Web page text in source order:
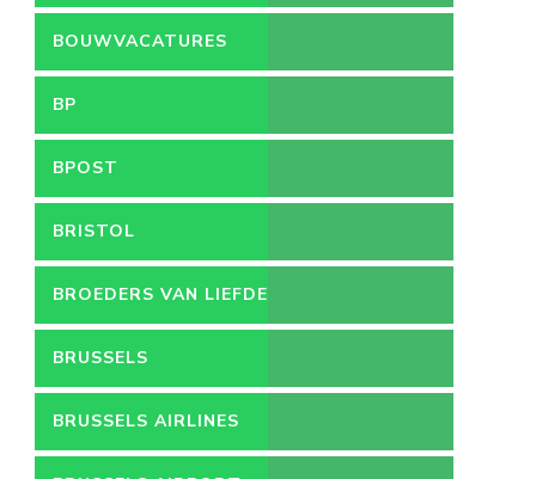
LEEFMILIEU
BOUWVACATURES
BP
BPOST
BRISTOL
BROEDERS VAN LIEFDE
BRUSSELS
BRUSSELS AIRLINES